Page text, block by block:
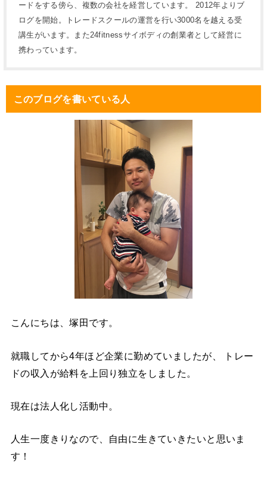
ードをする傍ら、複数の会社を経営しています。 2012年よりブ
ログを開始。トレードスクールの運営を行い3000名を越える受
講生がいます。また24fitnessサイボディの創業者として経営に
携わっています。
このブログを書いている人
こんにちは、塚田です。
就職してから4年ほど企業に勤めていましたが、 トレー
ドの収入が給料を上回り独立をしました。
現在は法人化し活動中。
人生一度きりなので、自由に生きていきたいと思いま
す！